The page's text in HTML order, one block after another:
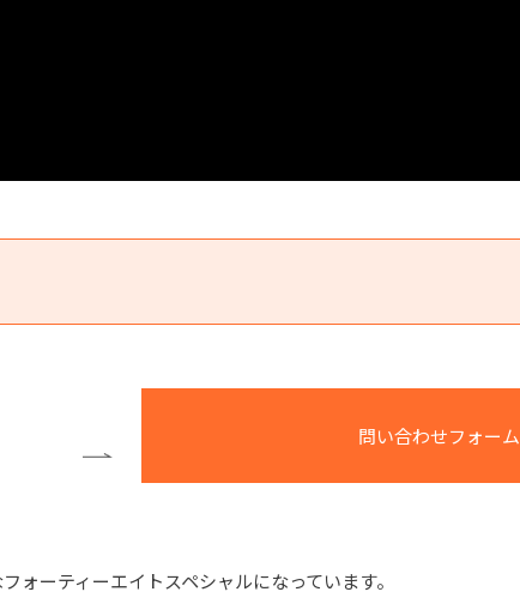
問い合わせフォーム
ォーティーエイトスペシャルになっています。